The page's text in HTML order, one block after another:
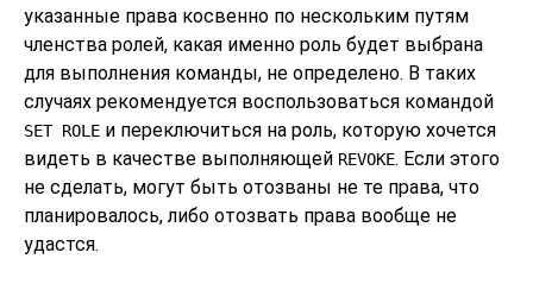
указанные права косвенно по нескольким путям
членства ролей, какая именно роль будет выбрана
для выполнения команды, не определено. В таких
случаях рекомендуется воспользоваться командой
SET ROLE и переключиться на роль, которую хочется
видеть в качестве выполняющей REVOKE. Если этого
не сделать, могут быть отозваны не те права, что
планировалось, либо отозвать права вообще не
удастся.